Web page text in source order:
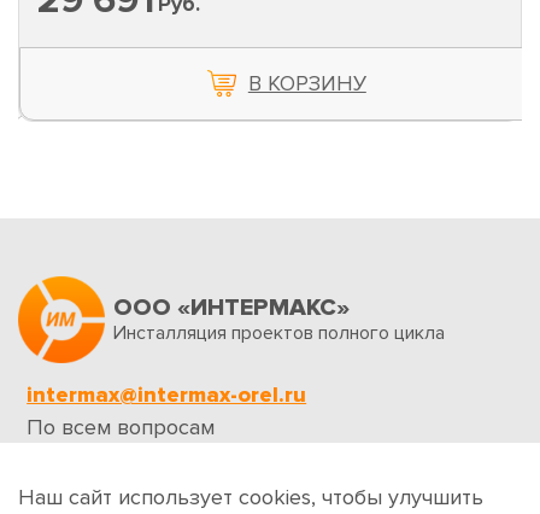
В КОРЗИНУ
ООО «ИНТЕРМАКС»
Инсталляция проектов полного цикла
intermax@intermax-orel.ru
По всем вопросам
Обратная связь
Наш сайт использует cookies, чтобы улучшить